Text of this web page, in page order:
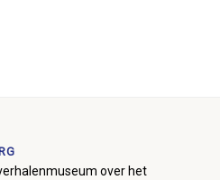
over het